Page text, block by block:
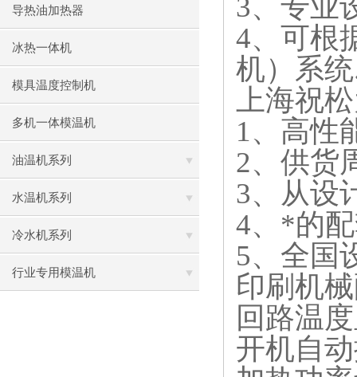
导热油加热器
冰热一体机
模具温度控制机
多机一体模温机
油温机系列
水温机系列
冷水机系列
行业专用模温机
3、专业
4、可根
机）系统
上海祝
1 、高性
2、供货
3、从设
4、*的
5、全国
印刷机
回路温
开机自